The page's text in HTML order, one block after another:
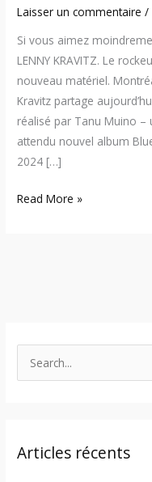
Laisser un commentaire /
Si vous aimez
LENNY KRAVITZ. Le
nouveau matériel.
Kravitz partage
réalisé par Tanu Muino
attendu nouvel album
2024 […]
Read More »
c
Articles récents